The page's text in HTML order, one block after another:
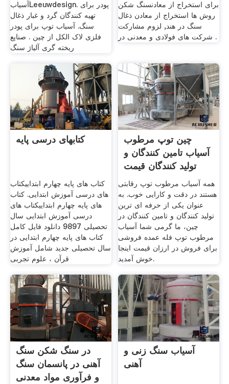
آسیابLeeuwdesign. پودر برای
تهیه کنندگان گرد و غبار ذغال
سنگ. آسیاب توپ برای پودر
فلزی لاک الکل از چین . صنایع
ریخته گری آلیاژ سنگ
برای استخراج از معادنسنگ شکن
روش ها استخراج از معادن ذغال
سنگ در هند, لزوم مشارکت
شرکت های فولادی و معدنی در .
کتابهای درسی پایه
کتاب های پایه چهارم ابتداییکتاب
های درسی آموزش ابتدایی. کتاب
های پایه چهارم ابتداییکتاب های
درسی آموزش ابتدایی سال
تحصیلی 9897 دانلود فایل کامل
کتاب های پایه چهارم ابتدایی در
سال تحصیلی جدید شامل آموزش
قرآن ، علوم تجربی
چین توپ مرطوب
آسیاب تامین کنندگان و
تولید کنندگان قيمت
همه آسیاب مرطوب توپ رقابتی
هستند در دقت و کارایی خوب. به
عنوان یکی از حرفه ای ترین
تولید کنندگان و تامین کنندگان در
چین، ما گرمی شما آسیاب
مرطوب توپ فله عمده فروشی
برای فروش در ارزان قیمت اینجا
خوش آمدید.
در سنگ شکن سنگ
آهنی در پانسمان سنگ
و فرآوری مواد معدنی
آسیاب سنگ زنی و
آهنی